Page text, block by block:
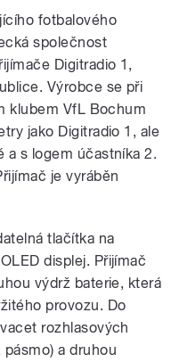
fotbalového
společnost
Digitradio 1,
Výrobce se při
klubem VfL Bochum
jako Digitradio 1, ale
a s logem účastníka 2.
je vyráběn
tlačítka na
displej. Přijímač
výdrž baterie, která
provozu. Do
rozhlasových
a druhou